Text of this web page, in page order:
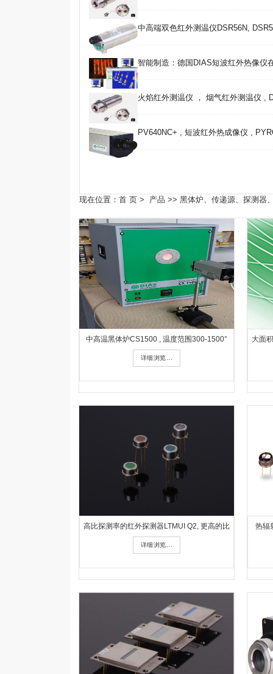
中高端双色红外测温仪DSR56N,
智能制造：德国DIAS短波红外热像仪
火焰红外测温仪 ， 烟气红外测温仪 ,
PV640NC+ , 短波红外热成像仪 ,
现在位置： 首 页 > 产品 >> 黑体炉、传递源、探测器
中高温黑体炉CS1500 , 温度范围300-1500°
详细浏览...
大面
高比探测率的红外探测器LTMUI Q2, 更高的比
详细浏览...
热辐